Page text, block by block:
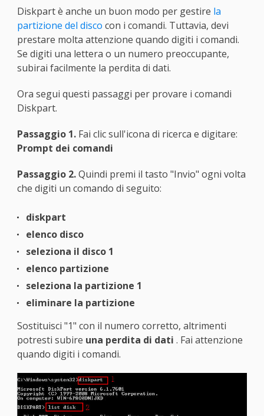
Diskpart è anche un buon modo per gestire la
partizione del disco con i comandi. Tuttavia, devi
prestare molta attenzione quando digiti i comandi.
Se digiti una lettera o un numero preoccupante,
subirai facilmente la perdita di dati.
Ora segui questi passaggi per provare i comandi
Diskpart.
Passaggio 1.Fai clic sull'icona di ricerca e digitare:
Prompt dei comandi
Passaggio 2.Quindi premi il tasto "Invio" ogni volta
che digiti un comando di seguito:
diskpart
elenco disco
seleziona il disco 1
elenco partizione
seleziona la partizione 1
eliminare la partizione
Sostituisci "1" con il numero corretto, altrimenti
potresti subire una perdita di dati . Fai attenzione
quando digiti i comandi.